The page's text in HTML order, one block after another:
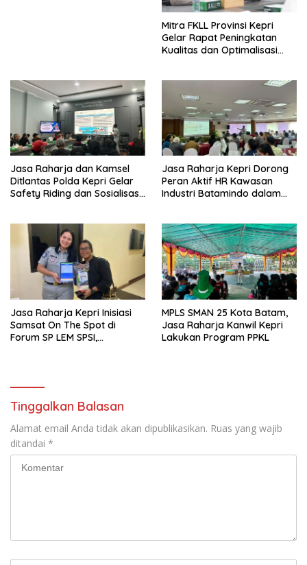
Mitra FKLL Provinsi Kepri
Gelar Rapat Peningkatan
Kualitas dan Optimalisasi
Jasa Raharja dan Kamsel
Ditlantas Polda Kepri Gelar
Safety Riding dan Sosialisasi
Indonesia
Jasa Raharja Kepri Dorong
Peran Aktif HR Kawasan
Industri Batamindo dalam
Jasa Raharja Kepri Inisiasi
Samsat On The Spot di
Forum SP LEM SPSI,
MPLS SMAN 25 Kota Batam,
Jasa Raharja Kanwil Kepri
Lakukan Program PPKL
Tinggalkan Balasan
Alamat email Anda tidak akan dipublikasikan. Ruas yang wajib
ditandai *